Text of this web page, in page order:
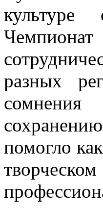
культуре
Чемпионат
разных
сомнения
помогло